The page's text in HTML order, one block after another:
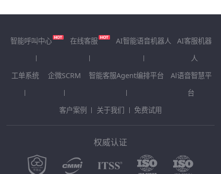
智能呼叫中心 在线客服 AI智能语音机器人
AI客服机器
人
工单系统
企微SCRM 智能客服Agent编排平台
Al语音智慧平
台
客户案例
关于我们 免费试用
权威认证